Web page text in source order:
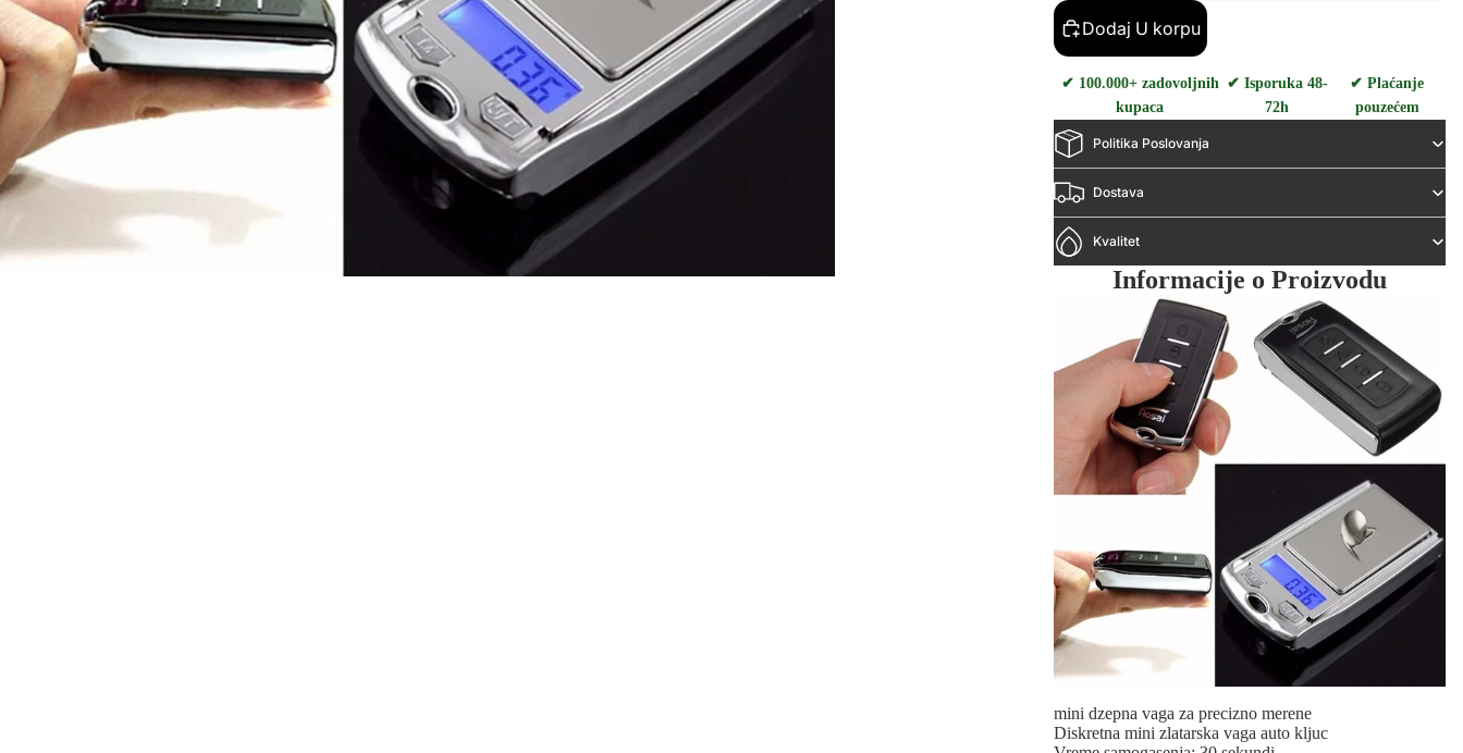
Dodaj U korpu
✔ 100.000+ zadovoljnih
kupaca
✔ Isporuka 48-
72h
✔ Plaćanje
pouzećem
Politika Poslovanja
Dostava
Kvalitet
Informacije o Proizvodu
mini dzepna vaga za precizno merene
Diskretna mini zlatarska vaga auto kljuc